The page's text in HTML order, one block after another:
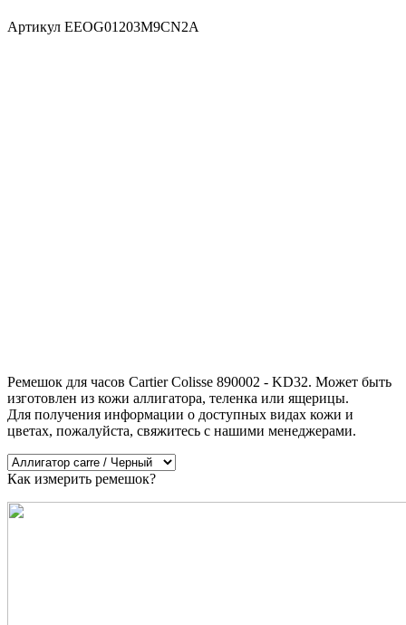
Артикул EEOG01203M9CN2A
Ремешок для часов Cartier Colisse 890002 - KD32. Может быть
изготовлен из кожи аллигатора, теленка или ящерицы.
Для получения информации о доступных видах кожи и
цветах, пожалуйста, свяжитесь с нашими менеджерами.
Как измерить ремешок?